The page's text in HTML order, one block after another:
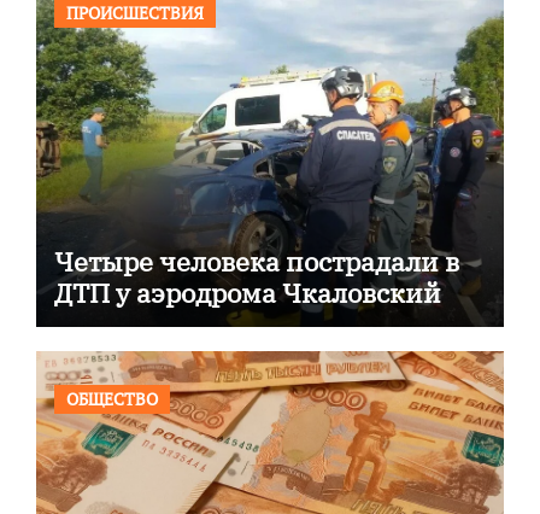
ПРОИСШЕСТВИЯ
Четыре человека пострадали в
ДТП у аэродрома Чкаловский
ОБЩЕСТВО